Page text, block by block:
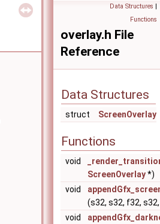
Data Structures |
Functions
overlay.h File
Reference
Data Structures
struct ScreenOverlay
Functions
void
ScreenOverlay*)
void
(s32, s32, f32,
void